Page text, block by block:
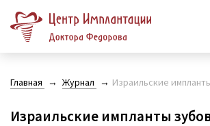
Главная Журнал Израильские
Израильские импланты